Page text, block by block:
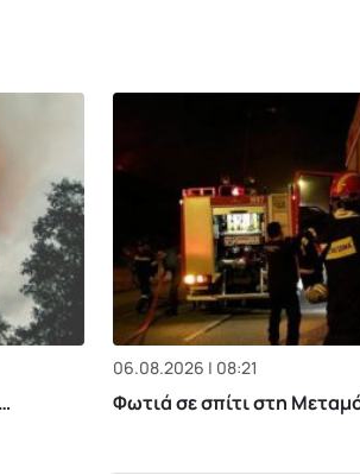
06.08.2026 | 08:21
Φωτιά σε σπίτι στη